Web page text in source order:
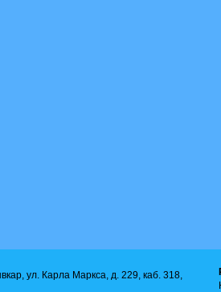
ул. Карла Маркса, д. 229, каб. 318,